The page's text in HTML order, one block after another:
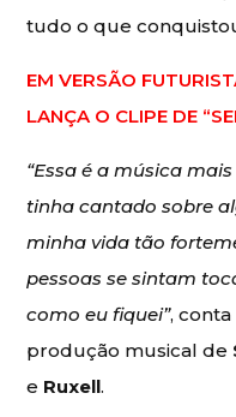
tudo o que
EM VERSÃO
LANÇA O CLIPE DE
“Essa é a música
tinha cantado sobre
minha vida tão
pessoas se sintam
como eu fiquei”, conta
produção musical de
e Ruxell.